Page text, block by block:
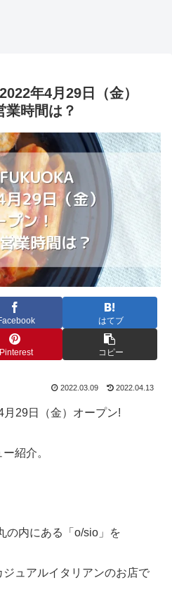
年4月29日（金）
業時間は？
はてブ
Pinterest コピー
2022.03.09 2022.04.13
29日（金）オープン!
紹介。
の内にある「o/sio」を
ュアルイタリアンのお店で